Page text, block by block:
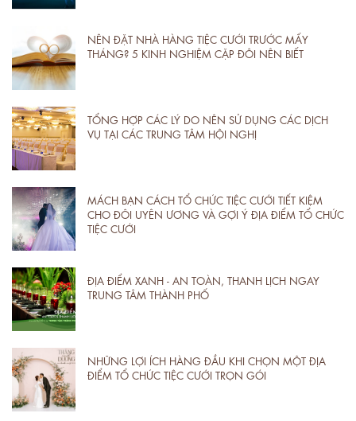
NÊN ĐẶT NHÀ HÀNG TIỆC CƯỚI TRƯỚC MẤY
THÁNG? 5 KINH NGHIỆM CẶP ĐÔI NÊN BIẾT
TỔNG HỢP CÁC LÝ DO NÊN SỬ DỤNG CÁC DỊCH
VỤ TẠI CÁC TRUNG TÂM HỘI NGHỊ
MÁCH BẠN CÁCH TỔ CHỨC TIỆC CƯỚI TIẾT KIỆM
CHO ĐÔI UYÊN ƯƠNG VÀ GỢI Ý ĐỊA ĐIỂM TỔ CHỨC
TIỆC CƯỚI
ĐỊA ĐIỂM XANH - AN TOÀN, THANH LỊCH NGAY
TRUNG TÂM THÀNH PHỐ
NHỮNG LỢI ÍCH HÀNG ĐẦU KHI CHỌN MỘT ĐỊA
ĐIỂM TỔ CHỨC TIỆC CƯỚI TRỌN GÓI